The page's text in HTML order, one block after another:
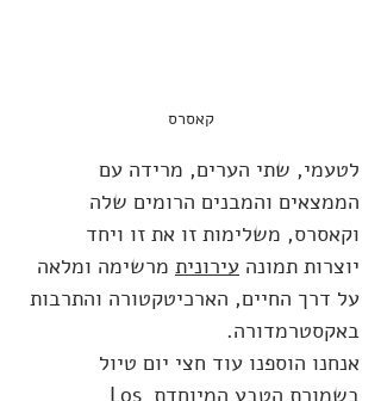
קאסרס
לטעמי, שתי הערים, מרידה עם
הממצאים והמבנים הרומים שלה
וקאסרס, משלימות זו את זו ויחד
יוצרות תמונה עירונית מרשימה ומלאה
על דרך החיים, הארכיטקטורה והתרבות
באקסטרמדורה.
אנחנו הוספנו עוד חצי יום טיול
בשמורת הטבע המיוחדת Los